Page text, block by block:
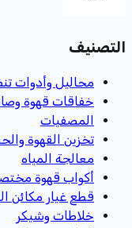
التصنيف
محاليل وأدوات
خفاقات قهوة
المصفيات
تخزين القهوة
معالجة المياه
أكواب قهوة
قطع غيار مكائن
خلاطات وشيكر